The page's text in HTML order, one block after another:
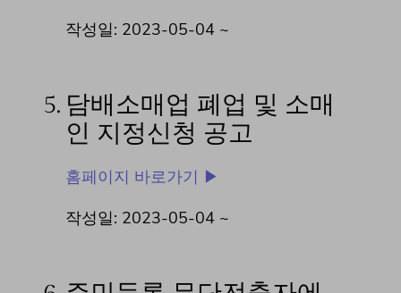
작성일: 2023-05-04 ~
5. 담배소매업 폐업 및 소매
인 지정신청 공고
홈페이지 바로가기 ▶
작성일: 2023-05-04 ~